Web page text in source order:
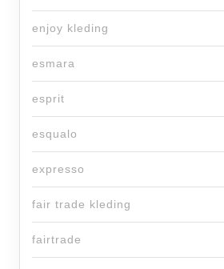
enjoy kleding
esmara
esprit
esqualo
expresso
fair trade kleding
fairtrade